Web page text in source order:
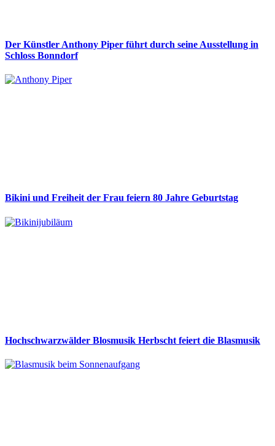
Der Künstler Anthony Piper führt durch seine Ausstellung in
Schloss Bonndorf
Bikini und Freiheit der Frau feiern 80 Jahre Geburtstag
Hochschwarzwälder Blosmusik Herbscht feiert die Blasmusik